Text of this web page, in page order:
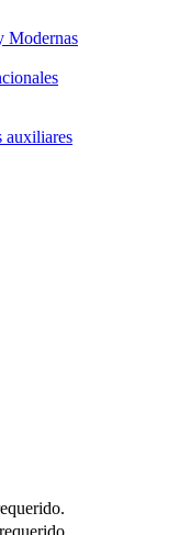
Modernas
auxiliares